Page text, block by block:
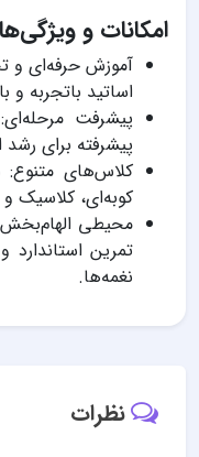
امکانات و
آموزش حرفه‌ای و
اساتید باتجربه و
پیشرفت
پیشرفته برای
کلاس‌های
کوبه‌ای، کلاسیک و
محیطی
تمرین
نغمه‌ها.
نظرات